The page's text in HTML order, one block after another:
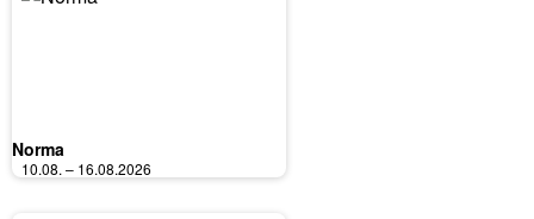
Norma
10.08. – 16.08.2026